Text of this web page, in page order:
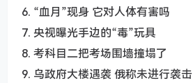
6. “血月”现身 它对人体有害吗
7. 央视曝光手边的“毒”玩具
8. 考科目二把考场围墙撞塌了
9. 乌政府大楼遇袭 俄称未进行袭击